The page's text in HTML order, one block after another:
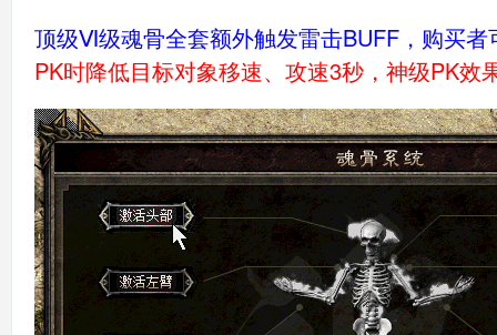
顶级Ⅵ级魂骨全套额外触发雷击BUFF，购买
PK时降低目标对象移速、攻速3秒，神级PK效